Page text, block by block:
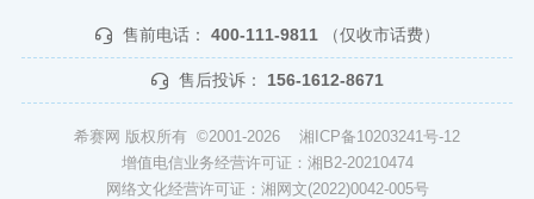
售前电话： 400-111-9811 （仅收市话费）
售后投诉： 156-1612-8671
希赛网 版权所有 ©2001-2026 湘ICP备10203241号-12
增值电信业务经营许可证：湘B2-20210474
网络文化经营许可证：湘网文(2022)0042-005号